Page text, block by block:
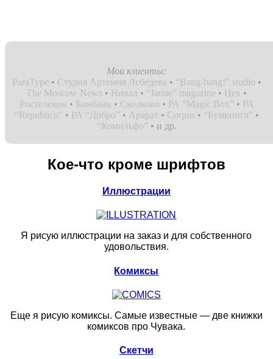
Мои клиенты:
ParaType • Студия Артемия Лебедева • “Bang-bang!” studio •
The Moscow News • Нивал • “Jamie” magazine • Цех •
Ростелеком • Бинбанк • Сколково • РА “Magic Box” • РА
“Republico” • РА “Добро” • Арарат• Corpus • “Бумкнига” •
“Комильфо” • и др.
Кое-что кроме шрифтов
Иллюстрации
Я рисую иллюстрации на заказ и для собственного
удовольствия.
Комиксы
Еще я рисую комиксы. Самые известные — две книжки
комиксов про Чувака.
Скетчи